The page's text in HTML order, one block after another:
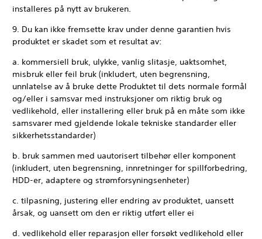
installeres på nytt av brukeren.
9. Du kan ikke fremsette krav under denne garantien hvis
produktet er skadet som et resultat av:
a. kommersiell bruk, ulykke, vanlig slitasje, uaktsomhet,
misbruk eller feil bruk (inkludert, uten begrensning,
unnlatelse av å bruke dette Produktet til dets normale formål
og/eller i samsvar med instruksjoner om riktig bruk og
vedlikehold, eller installering eller bruk på en måte som ikke
samsvarer med gjeldende lokale tekniske standarder eller
sikkerhetsstandarder)
b. bruk sammen med uautorisert tilbehør eller komponent
(inkludert, uten begrensning, innretninger for spillforbedring,
HDD-er, adaptere og strømforsyningsenheter)
c. tilpasning, justering eller endring av produktet, uansett
årsak, og uansett om den er riktig utført eller ei
d. vedlikehold eller reparasjon eller forsøkt vedlikehold eller